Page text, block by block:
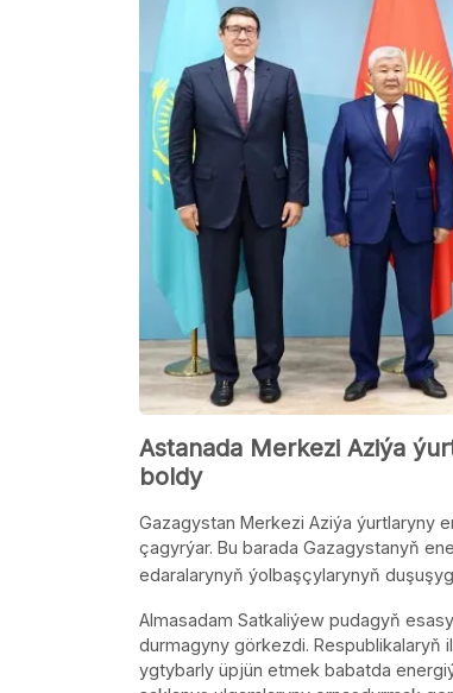
Astanada Merkezi Aziýa
boldy
Gazagystan Merkezi Aziýa ýurtlaryny
çagyrýar. Bu barada Gazagystanyň
edaralarynyň ýolbaşçylarynyň
Almasadam Satkaliýew pudagyň
durmagyny görkezdi. Respublikalaryň
ygtybarly üpjün etmek babatda